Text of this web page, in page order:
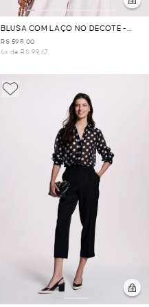
BLUSA COM LAÇO NO DECOTE -
OFF WHITE
R$ 598,00
6x de R$ 99,67